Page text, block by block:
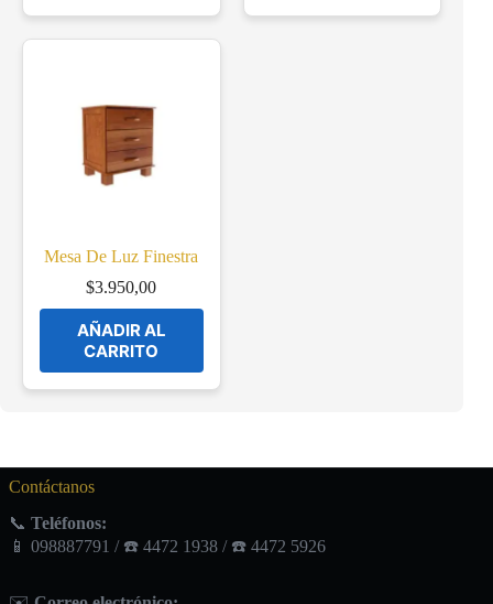
Mesa De Luz Finestra
$3.950,00
AÑADIR AL
CARRITO
Contáctanos
📞 Teléfonos:
📱 098887791 / ☎️ 4472 1938 / ☎️ 4472 5926